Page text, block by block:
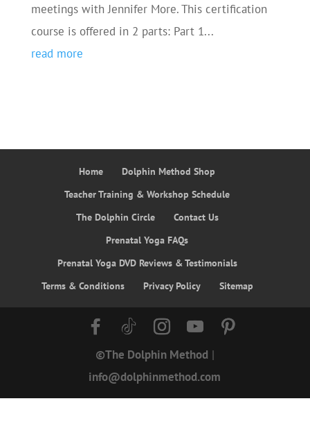
meetings with Jennifer More. This certification
course is offered in 2 parts: Part 1...
read more
Home
Dolphin Method Shop
Teacher Training & Workshop Schedule
The Dolphin Circle
Contact Us
Prenatal Yoga FAQs
Prenatal Yoga DVD Reviews & Testimonials
Terms & Conditions
Privacy Policy Sitemap
©The Dolphin Method |
info@dolphinmethod.com